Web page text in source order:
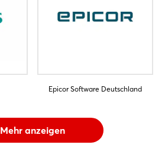
Epicor Software Deutschland
Mehr anzeigen